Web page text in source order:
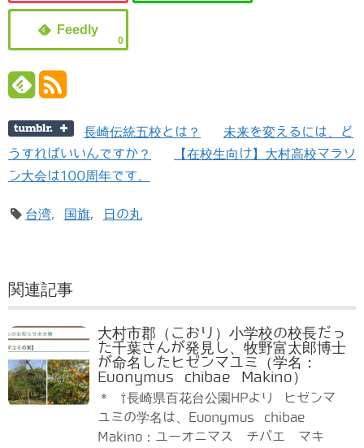
0
長崎伝統五校とは？
未来を変えるには、ど
うすればいいんですか？
【在校生向け】大村高校マラソ
ン大会は100周年です。
台湾, 国旗, 日の丸
関連記事
大村市郡（こおり）小学校の校長だっ
た千葉さんが発見し、牧野富太郎博士
が命名したヒゼンマユミ（学名：
Euonymus chibae Makino）
＊ ⇧長崎県百花台公園HPより ヒゼンマ
ユミの学名は、Euonymus chibae
Makino：ユーオニマス チバエ マキ